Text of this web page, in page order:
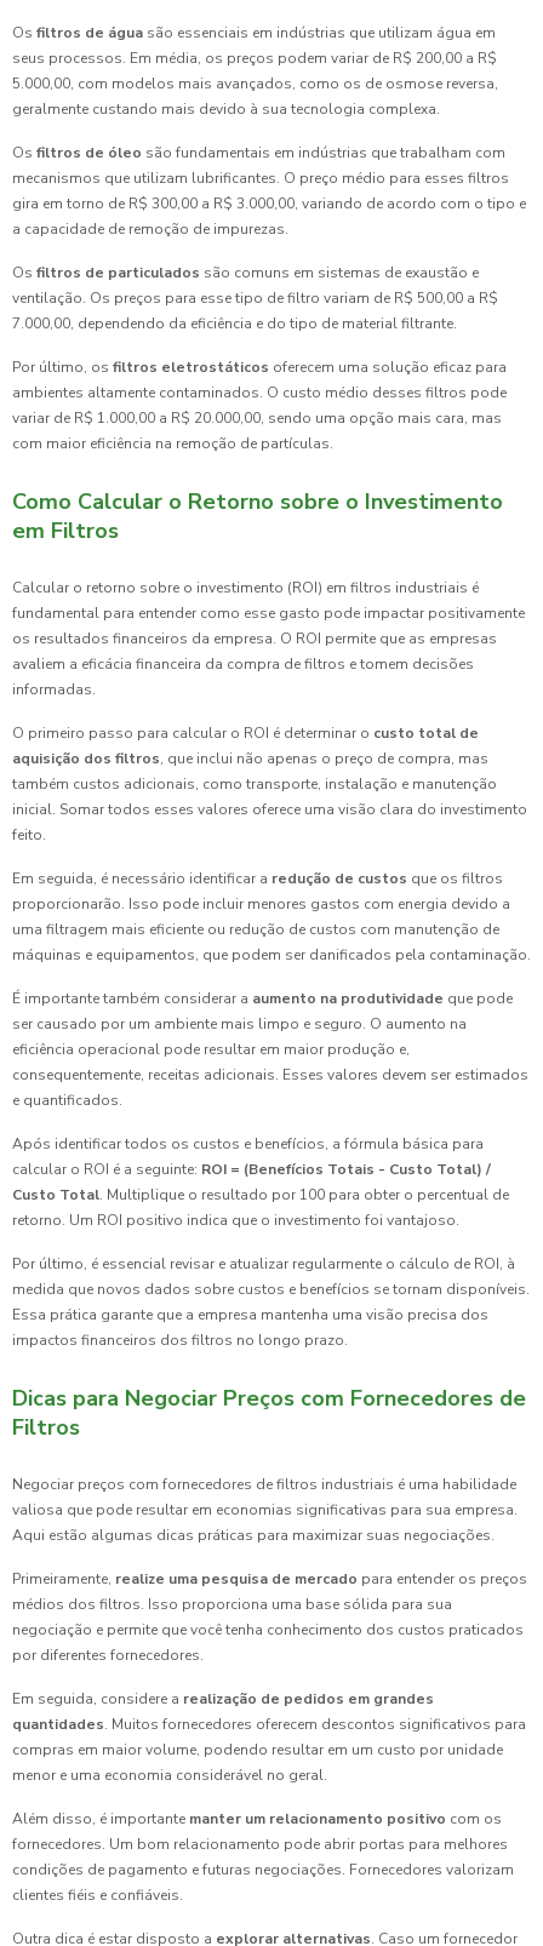
Os filtros de água são essenciais em indústrias que utilizam água em
seus processos. Em média, os preços podem variar de R$ 200,00 a R$
5.000,00, com modelos mais avançados, como os de osmose reversa,
geralmente custando mais devido à sua tecnologia complexa.
Os filtros de óleo são fundamentais em indústrias que trabalham com
mecanismos que utilizam lubrificantes. O preço médio para esses filtros
gira em torno de R$ 300,00 a R$ 3.000,00, variando de acordo com o tipo e
a capacidade de remoção de impurezas.
Os filtros de particulados são comuns em sistemas de exaustão e
ventilação. Os preços para esse tipo de filtro variam de R$ 500,00 a R$
7.000,00, dependendo da eficiência e do tipo de material filtrante.
Por último, os filtros eletrostáticos oferecem uma solução eficaz para
ambientes altamente contaminados. O custo médio desses filtros pode
variar de R$ 1.000,00 a R$ 20.000,00, sendo uma opção mais cara, mas
com maior eficiência na remoção de partículas.
Como Calcular o Retorno sobre o Investimento
em Filtros
Calcular o retorno sobre o investimento (ROI) em filtros industriais é
fundamental para entender como esse gasto pode impactar positivamente
os resultados financeiros da empresa. O ROI permite que as empresas
avaliem a eficácia financeira da compra de filtros e tomem decisões
informadas.
O primeiro passo para calcular o ROI é determinar o custo total de
aquisição dos filtros, que inclui não apenas o preço de compra, mas
também custos adicionais, como transporte, instalação e manutenção
inicial. Somar todos esses valores oferece uma visão clara do investimento
feito.
Em seguida, é necessário identificar a redução de custos que os filtros
proporcionarão. Isso pode incluir menores gastos com energia devido a
uma filtragem mais eficiente ou redução de custos com manutenção de
máquinas e equipamentos, que podem ser danificados pela contaminação.
É importante também considerar a aumento na produtividade que pode
ser causado por um ambiente mais limpo e seguro. O aumento na
eficiência operacional pode resultar em maior produção e,
consequentemente, receitas adicionais. Esses valores devem ser estimados
e quantificados.
Após identificar todos os custos e benefícios, a fórmula básica para
calcular o ROI é a seguinte: ROI = (Benefícios Totais - Custo Total) /
Custo Total. Multiplique o resultado por 100 para obter o percentual de
retorno. Um ROI positivo indica que o investimento foi vantajoso.
Por último, é essencial revisar e atualizar regularmente o cálculo de ROI, à
medida que novos dados sobre custos e benefícios se tornam disponíveis.
Essa prática garante que a empresa mantenha uma visão precisa dos
impactos financeiros dos filtros no longo prazo.
Dicas para Negociar Preços com Fornecedores de
Filtros
Negociar preços com fornecedores de filtros industriais é uma habilidade
valiosa que pode resultar em economias significativas para sua empresa.
Aqui estão algumas dicas práticas para maximizar suas negociações.
Primeiramente, realize uma pesquisa de mercado para entender os preços
médios dos filtros. Isso proporciona uma base sólida para sua
negociação e permite que você tenha conhecimento dos custos praticados
por diferentes fornecedores.
Em seguida, considere a realização de pedidos em grandes
quantidades. Muitos fornecedores oferecem descontos significativos para
compras em maior volume, podendo resultar em um custo por unidade
menor e uma economia considerável no geral.
Além disso, é importante manter um relacionamento positivo com os
fornecedores. Um bom relacionamento pode abrir portas para melhores
condições de pagamento e futuras negociações. Fornecedores valorizam
clientes fiéis e confiáveis.
Outra dica é estar disposto a explorar alternativas. Caso um fornecedor